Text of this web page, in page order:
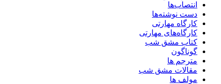
انتصاب‌ها
دست نوشته‌ها
کارگاه مهارتی
کارگاه‌های مهارتی
کتاب مشق شب
گوناگون
مترجم ها
مقالات مشق شب
مولف ها